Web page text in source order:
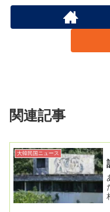
関連記事
大韓民国ニュース